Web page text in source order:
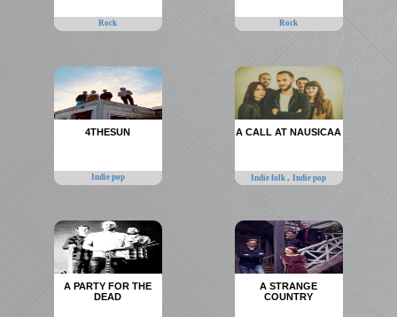
Rock Rock
4THESUN
Indie pop
A CALL AT NAUSICAA
Indie folk,Indie pop
A PARTY FOR THE
DEAD
A STRANGE
COUNTRY